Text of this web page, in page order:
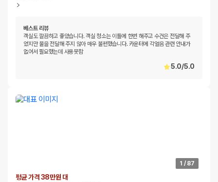
베스트 리뷰
객실도 깔끔하고 좋았습니다. 객실 청소는 이틀에 한번 해주고 수건은 전달해 주
었지만 물을 전달해 주지 않아 매우 불편했습니다. 카운터에 각얼음 관련 안내가
없어서 필요했는데 사용못함
5.0/5.0
1 / 87
평균 가격 38만원 대